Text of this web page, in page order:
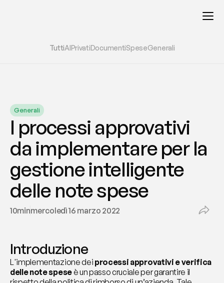
TuttiAIPrivatiDocumentiSpeseGenerali
Generali
I processi approvativi
da implementare per la
gestione intelligente
delle note spese
10minmercoledì 16 marzo 2022
Introduzione
L'implementazione dei processi approvativi e verifica
delle note spese è un passo cruciale per garantire il